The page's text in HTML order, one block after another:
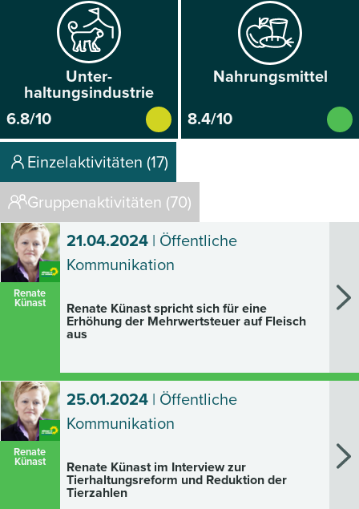
Unter­
haltungsindustrie
6.8/10
Nahrungs­mittel
8.4/10
Einzelaktivitäten (17)
Gruppenaktivitäten (70)
Renate
Künast
21.04.2024| Öffentliche
Kommunikation
Renate Künast spricht sich für eine
Erhöhung der Mehrwertsteuer auf Fleisch
aus
Renate
Künast
25.01.2024| Öffentliche
Kommunikation
Renate Künast im Interview zur
Tierhaltungsreform und Reduktion der
Tierzahlen